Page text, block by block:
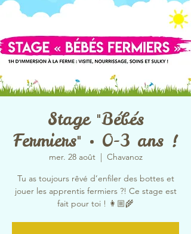
Stage "Bébés
Fermiers" • 0-3 ans !
mer. 28 août
  |
Chavanoz
Tu as toujours rêvé d’enfiler des bottes et
jouer les apprentis fermiers ?! Ce stage est
fait pour toi ! 👩🏼‍🌾